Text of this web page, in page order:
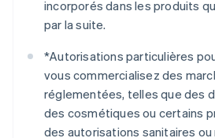
incorporés dans les produits
par la suite.
*Autorisations particulières
vous commercialisez des
réglementées, telles que des
des cosmétiques ou certains
des autorisations sanitaires